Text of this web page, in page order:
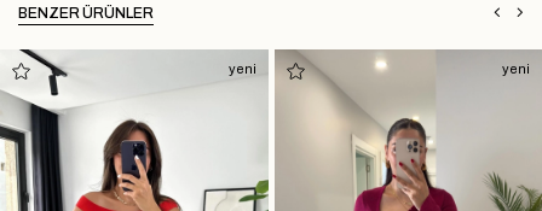
BENZER ÜRÜNLER
yeni yeni